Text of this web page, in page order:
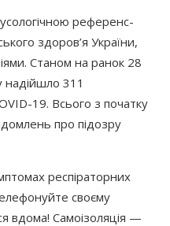
референс-
здоров’я України,
Станом на ранок 28
311
19. Всього з початку
про підозру
респіраторних
своєму
вдома! Самоізоляція —